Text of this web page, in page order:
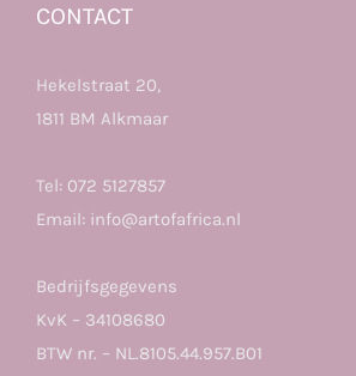
CONTACT
Hekelstraat 20,
1811 BM Alkmaar
Tel: 072 5127857
Email: info@artofafrica.nl
Bedrijfsgegevens
KvK – 34108680
BTW nr. – NL.8105.44.957.B01